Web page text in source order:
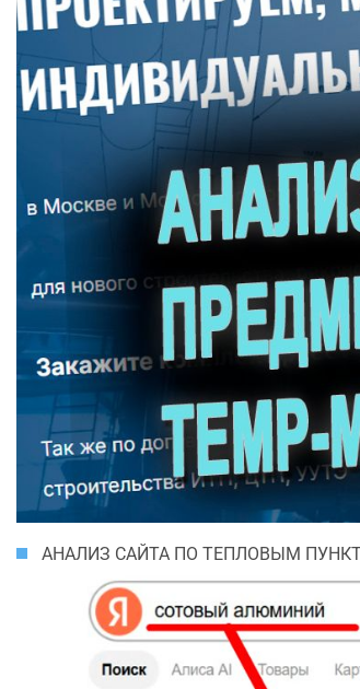
АНАЛИЗ САЙТА ПО ТЕПЛОВЫМ